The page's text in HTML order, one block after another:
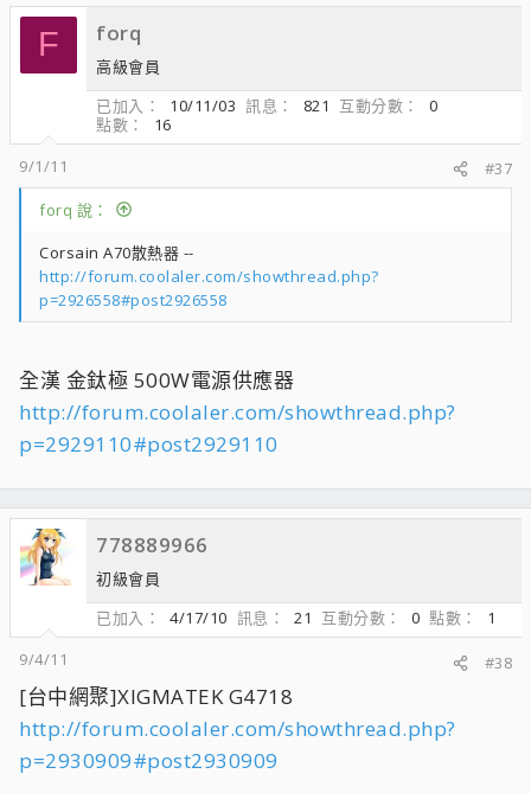
F forq
高級會員
已加入
10/11/03 訊息 821 互動分數
0
點數
16
9/1/11
#37
forq 說：
Corsain A70散熱器 --
http://forum.coolaler.com/showthread.php?
p=2926558#post2926558
全漢 金鈦極 500W電源供應器
http://forum.coolaler.com/showthread.php?
p=2929110#post2929110
778889966
初級會員
已加入
4/17/10 訊息 21 互動分數 0 點數
1
9/4/11
#38
[台中網聚]XIGMATEK G4718
http://forum.coolaler.com/showthread.php?
p=2930909#post2930909